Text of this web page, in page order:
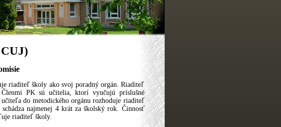
riaditeľ školy ako svoj poradný orgán. Riaditeľ
Členmi PKsú učitelia, ktorí vyučujú príslušné
učiteľa do metodického orgánu rozhoduje riaditeľ
najmenej 4 krát za školský rok. Činnosť
riaditeľ školy.